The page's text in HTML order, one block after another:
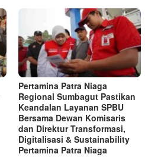
Pertamina Patra Niaga
Regional Sumbagut Pastikan
Keandalan Layanan SPBU
Bersama Dewan Komisaris
dan Direktur Transformasi,
Digitalisasi & Sustainability
Pertamina Patra Niaga